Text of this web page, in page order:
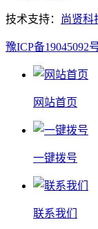
技术支持： 尚贤科
豫ICP备19045092
网站首页
一键拨号
联系我们